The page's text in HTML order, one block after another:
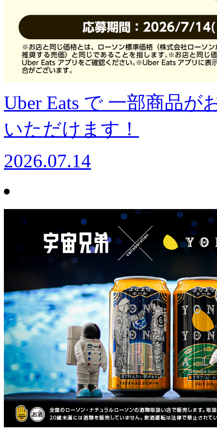
Uber Eats で 一部商品
いただけます！
2026.07.14